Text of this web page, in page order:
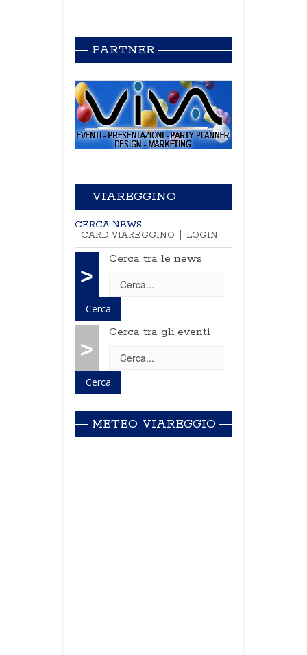
PARTNER
VIAREGGINO
CERCA NEWS
CARD VIAREGGINO
LOGIN
>
Cerca tra le news
>
Cerca tra gli eventi
METEO VIAREGGIO